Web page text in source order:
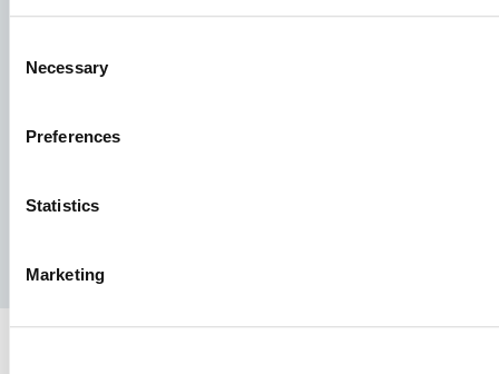
Selection
Necessary
Preferences
Statistics
Marketing
FacebookYouTube